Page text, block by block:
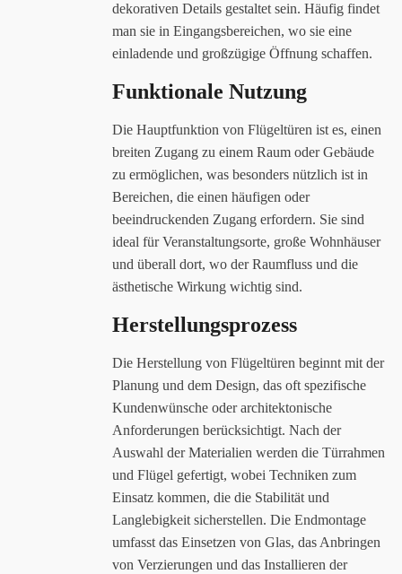
dekorativen Details gestaltet sein. Häufig findet
man sie in Eingangsbereichen, wo sie eine
einladende und großzügige Öffnung schaffen.
Funktionale Nutzung
Die Hauptfunktion von Flügeltüren ist es, einen
breiten Zugang zu einem Raum oder Gebäude
zu ermöglichen, was besonders nützlich ist in
Bereichen, die einen häufigen oder
beeindruckenden Zugang erfordern. Sie sind
ideal für Veranstaltungsorte, große Wohnhäuser
und überall dort, wo der Raumfluss und die
ästhetische Wirkung wichtig sind.
Herstellungsprozess
Die Herstellung von Flügeltüren beginnt mit der
Planung und dem Design, das oft spezifische
Kundenwünsche oder architektonische
Anforderungen berücksichtigt. Nach der
Auswahl der Materialien werden die Türrahmen
und Flügel gefertigt, wobei Techniken zum
Einsatz kommen, die die Stabilität und
Langlebigkeit sicherstellen. Die Endmontage
umfasst das Einsetzen von Glas, das Anbringen
von Verzierungen und das Installieren der